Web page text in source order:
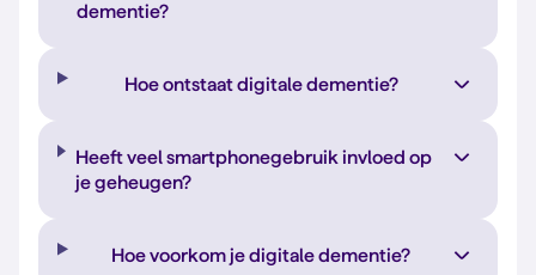
dementie?
Hoe ontstaat digitale dementie?
Heeft veel smartphonegebruik invloed op
je geheugen?
Hoe voorkom je digitale dementie?